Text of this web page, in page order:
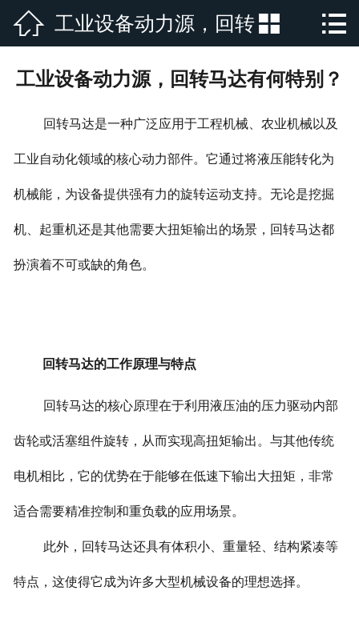
 网站首页
荣誉资质
 工业设备动力源，回转
马达有何特别？
 
工业设备动力源，回转马达有何特别？
回转马达是一种广泛应用于工程机械、农业机械以及
工业自动化领域的核心动力部件。它通过将液压能转化为
机械能，为设备提供强有力的旋转运动支持。无论是挖掘
机、起重机还是其他需要大扭矩输出的场景，回转马达都
扮演着不可或缺的角色。
回转马达的工作原理与特点
回转马达的核心原理在于利用液压油的压力驱动内部
齿轮或活塞组件旋转，从而实现高扭矩输出。与其他传统
电机相比，它的优势在于能够在低速下输出大扭矩，非常
适合需要精准控制和重负载的应用场景。
此外，回转马达还具有体积小、重量轻、结构紧凑等
特点，这使得它成为许多大型机械设备的理想选择。